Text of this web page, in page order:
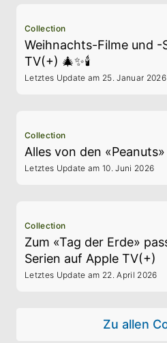
Collection
Weihnachts-Filme und -
TV(+) 🎄✨🕯️
Letztes Update am 25. Januar 2026
Collection
Alles von den
Letztes Update am 10. Juni 2026
Collection
Zum «Tag der Erde»
Serien auf Apple TV(+)
Letztes Update am 22. April 2026
Zu allen